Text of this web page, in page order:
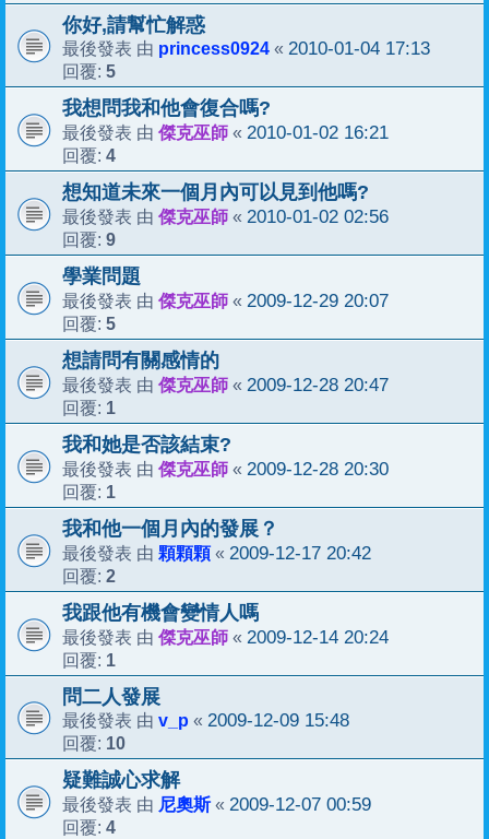
你好,請幫忙解惑
最後發表 由 princess0924 « 2010-01-04 17:13
回覆: 5
我想問我和他會復合嗎?
最後發表 由 傑克巫師 « 2010-01-02 16:21
回覆: 4
想知道未來一個月內可以見到他嗎?
最後發表 由 傑克巫師 « 2010-01-02 02:56
回覆: 9
學業問題
最後發表 由 傑克巫師 « 2009-12-29 20:07
回覆: 5
想請問有關感情的
最後發表 由 傑克巫師 « 2009-12-28 20:47
回覆: 1
我和她是否該結束?
最後發表 由 傑克巫師 « 2009-12-28 20:30
回覆: 1
我和他一個月內的發展？
最後發表 由 顆顆顆« 2009-12-17 20:42
回覆: 2
我跟他有機會變情人嗎
最後發表 由 傑克巫師 « 2009-12-14 20:24
回覆: 1
問二人發展
最後發表 由 v_p « 2009-12-09 15:48
回覆: 10
疑難誠心求解
最後發表 由 尼奧斯« 2009-12-07 00:59
回覆: 4